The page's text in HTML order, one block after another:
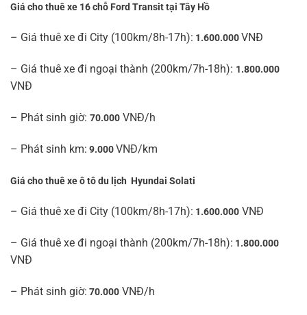
Giá cho thuê xe 16 chỗ Ford Transit tại Tây Hồ
– Giá thuê xe đi City (100km/8h-17h): 1.600.000VNĐ
– Giá thuê xe đi ngoại thành (200km/7h-18h): 1.800.000
VNĐ
– Phát sinh giờ: 70.000 VNĐ/h
– Phát sinh km: 9.000VNĐ/km
Giá cho thuê xe ô tô du lịch Hyundai Solati
– Giá thuê xe đi City (100km/8h-17h): 1.600.000 VNĐ
– Giá thuê xe đi ngoại thành (200km/7h-18h): 1.800.000
VNĐ
– Phát sinh giờ: 70.000 VNĐ/h